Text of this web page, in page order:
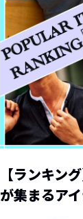
【ランキン
が集まるア